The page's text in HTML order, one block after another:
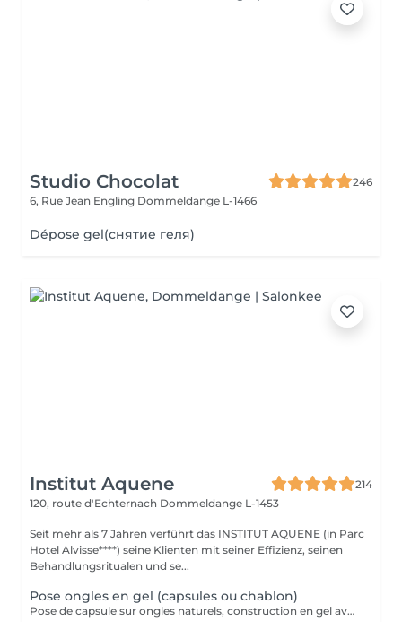
Studio Chocolat
246
6, Rue Jean Engling Dommeldange L-1466
Dépose gel(снятие геля)
Institut Aquene
214
120, route d'Echternach Dommeldange L-1453
Seit mehr als 7 Jahren verführt das INSTITUT AQUENE (in Parc
Hotel Alvisse****) seine Klienten mit seiner Effizienz, seinen
Behandlungsritualen und se...
Pose ongles en gel (capsules ou chablon)
Pose de capsule sur ongles naturels, construction en gel avec French ou couleur. Pour des ongles plus long. Tiens entre 3 à 4 semaines avant de faire le remplissage